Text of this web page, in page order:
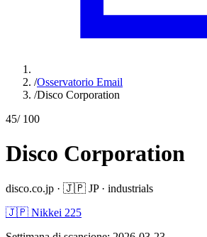
/Osservatorio Email
/Disco Corporation
45/ 100
Disco Corporation
disco.co.jp · 🇯🇵 JP· industrials
🇯🇵 Nikkei 225